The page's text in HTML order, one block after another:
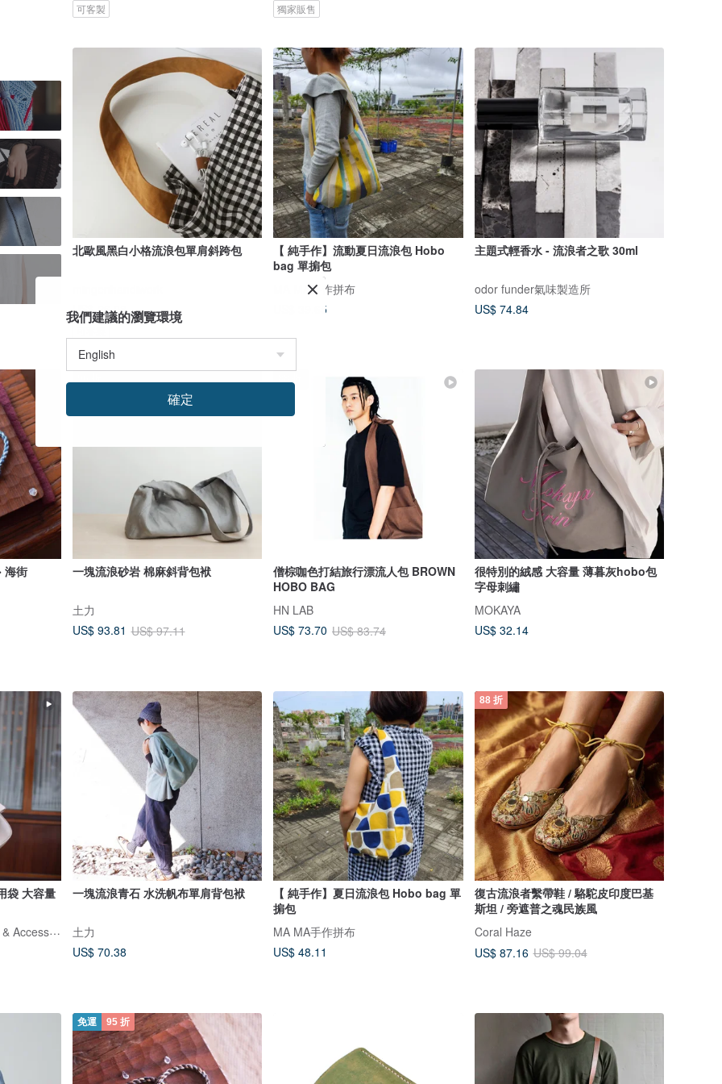
可客製 獨家販售
北歐風黑白小格流浪包單肩斜跨包
US$ 26.08
【 純手作】流動夏日流浪包 Hobo
bag 單掮包
MA MA手作拼布
US$ 39.65
主題式輕香水 - 流浪者之歌 30ml
odor funder氣味製造所
US$ 74.84
海街 一塊流浪砂岩 棉麻斜背包袱
土力
US$ 93.81 US$ 97.11
僧棕咖色打結旅行漂流人包 BROWN
HOBO BAG
HN LAB
US$ 73.70 US$ 83.74
很特別的絨感 大容量 薄暮灰hobo包
字母刺繡
MOKAYA
US$ 32.14
袋 大容量
RBRK Designer handbag & Accessories
一塊流浪青石 水洗帆布單肩背包袱
土力
US$ 70.38
【 純手作】夏日流浪包 Hobo bag 單
掮包
MA MA手作拼布
US$ 48.11
88 折
復古流浪者繫帶鞋 / 駱駝皮印度巴基
斯坦 / 旁遮普之魂民族風
Coral Haze
US$ 87.16 US$ 99.04
免運 95 折
我們建議的瀏覽環境
確定